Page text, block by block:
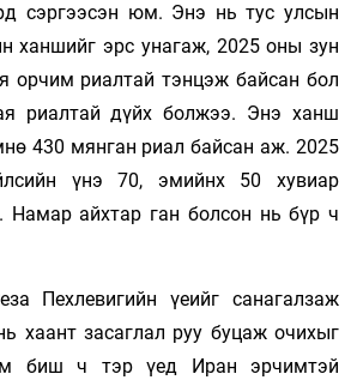
сэргээсэн юм. Энэ нь тус улсын
ханшийг эрс унагаж, 2025 оны зун
орчим риалтай тэнцэж байсан бол
риалтай дүйх болжээ. Энэ ханш
430 мянган риал байсан аж. 2025
үнэ 70, эмийнх 50 хувиар
Намар айхтар ган болсон нь бүр ч
Пехлевигийн үеийг санагалзаж
хаант засаглал руу буцаж очихыг
биш ч тэр үед Иран эрчимтэй